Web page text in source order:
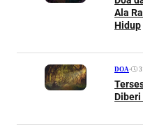
Ala
Hidup
DOA•
Diberi